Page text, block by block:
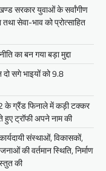
सरकार युवाओं के सर्वांगीण
सेवा-भाव को प्रोत्साहित
का बन गया बड़ा मुद्दा
सगे भाइयों को 9.8
के ग्रैंड फिनाले में कड़ी टक्कर
हुए ट्रॉफी अपने नाम की
संस्थाओं, विकासकों,
की वर्तमान स्थिति, निर्माण
की